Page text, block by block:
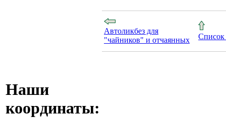
Автоликбез для
"чайников" и отчаянных
Список
Наши
координаты: